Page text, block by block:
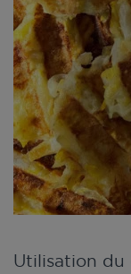
Utilisation du